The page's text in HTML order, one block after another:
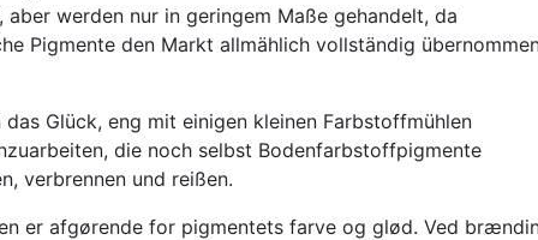
aber werden nur in geringem Maße gehandelt, da
Pigmente den Markt allmählich vollständig
das Glück, eng mit einigen kleinen Farbstoffmühlen
die noch selbst Bodenfarbstoffpigmente
verbrennen und reißen.
er afgørende for pigmentets farve og glød. Ved